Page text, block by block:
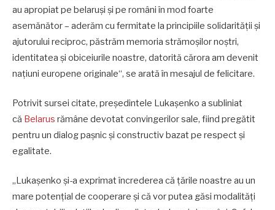
au apropiat pe belaruși și pe români în mod foarte
asemănător – aderăm cu fermitate la principiile solidarității și
ajutorului reciproc, păstrăm memoria strămoșilor noștri,
identitatea și obiceiurile noastre, datorită cărora am devenit
națiuni europene originale“, se arată în mesajul de felicitare.
Potrivit sursei citate, președintele Lukașenko a subliniat
că Belarus rămâne devotat convingerilor sale, fiind pregătit
pentru un dialog pașnic și constructiv bazat pe respect și
egalitate.
„Lukașenko și-a exprimat încrederea că țările noastre au un
mare potențial de cooperare și că vor putea găsi modalități